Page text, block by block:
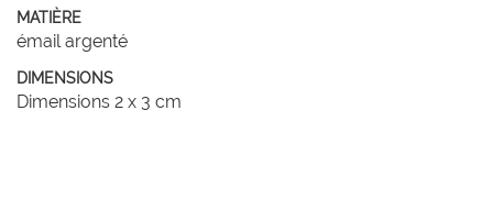
MATIÈRE
émail argenté
DIMENSIONS
Dimensions 2 x 3 cm